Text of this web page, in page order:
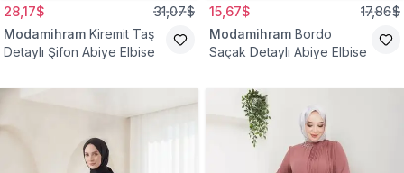
28,17$ 31,07$
Modamihram Kiremit Taş
Detaylı Şifon Abiye Elbise
15,67$ 17,86$
Modamihram Bordo
Saçak Detaylı Abiye Elbise